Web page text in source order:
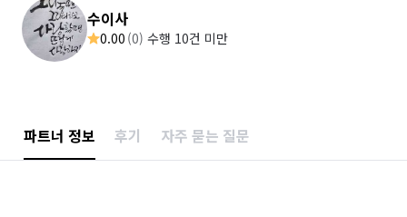
수이사
0.00 (0) 수행 10건 미만
파트너 정보 후기 자주 묻는 질문